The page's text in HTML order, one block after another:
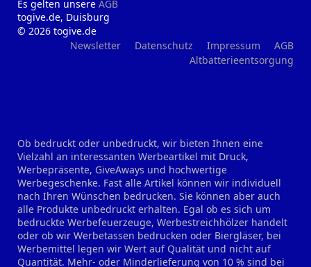
Es gelten unsere AGB
togive.de, Duisburg
© 2026 togive.de
Newsletter
Datenschutz Impressum
AGB
Altbatterieentsorgung
Ob bedruckt oder unbedruckt, wir bieten Ihnen eine
Vielzahl an interessanten Werbeartikel mit Druck,
Werbepräsente, GiveAways und hochwertige
Werbegeschenke. Fast alle Artikel können wir individuell
nach Ihren Wünschen bedrucken. Sie können aber auch
alle Produkte unbedruckt erhalten. Egal ob es sich um
bedruckte Werbefeuerzeuge, Werbestreichhölzer handelt
oder ob wir Werbetassen bedrucken oder Biergläser, bei
Werbemittel legen wir Wert auf Qualität und nicht auf
Quantität. Mehr- oder Minderlieferung von 10 % sind bei